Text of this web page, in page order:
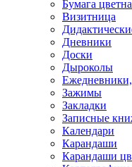
Бумага
Визитница
Дневники
Доски
Дыроколы
Зажимы
Закладки
Записные
Календари
Карандаши
Карандаши